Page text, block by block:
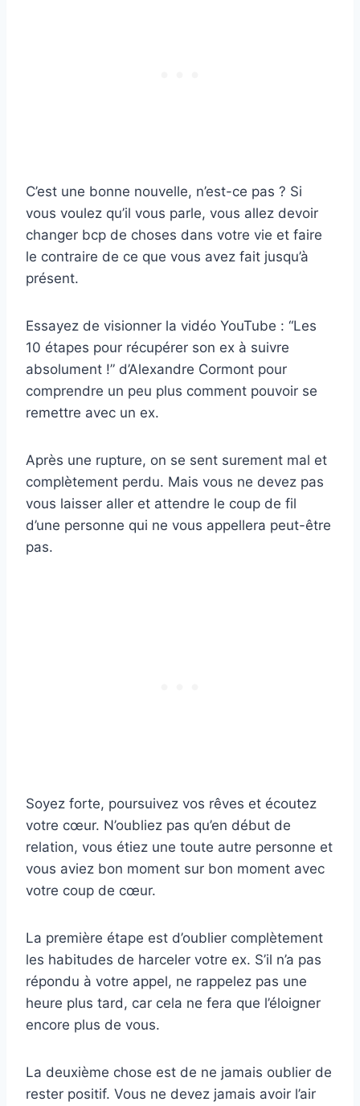
C’est une bonne nouvelle, n’est-ce pas ? Si
vous voulez qu’il vous parle, vous allez devoir
changer bcp de choses dans votre vie et faire
le contraire de ce que vous avez fait jusqu’à
présent.
Essayez de visionner la vidéo YouTube : “Les
10 étapes pour récupérer son ex à suivre
absolument !” d’Alexandre Cormont pour
comprendre un peu plus comment pouvoir se
remettre avec un ex.
Après une rupture, on se sent surement mal et
complètement perdu. Mais vous ne devez pas
vous laisser aller et attendre le coup de fil
d’une personne qui ne vous appellera peut-être
pas.
Soyez forte, poursuivez vos rêves et écoutez
votre cœur. N’oubliez pas qu’en début de
relation, vous étiez une toute autre personne et
vous aviez bon moment sur bon moment avec
votre coup de cœur.
La première étape est d’oublier complètement
les habitudes de harceler votre ex. S’il n’a pas
répondu à votre appel, ne rappelez pas une
heure plus tard, car cela ne fera que l’éloigner
encore plus de vous.
La deuxième chose est de ne jamais oublier de
rester positif. Vous ne devez jamais avoir l’air